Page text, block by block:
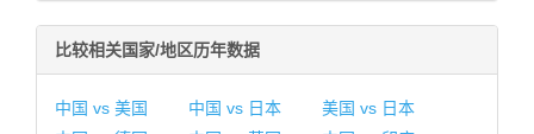
比较相关国家/地区历年数据
中国 vs 美国 中国 vs 日本
美国 vs 日本